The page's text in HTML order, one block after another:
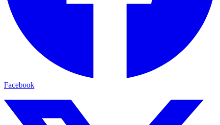
Facebook